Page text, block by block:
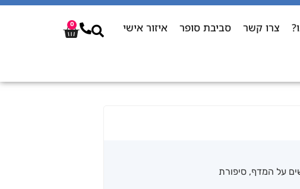
צרו קשר סביבת סופר איזור אישי 0
על המדף, סיפורת